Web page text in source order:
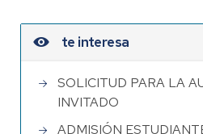
te interesa
SOLICITUD PARA LA
INVITADO
ADMISIÓN